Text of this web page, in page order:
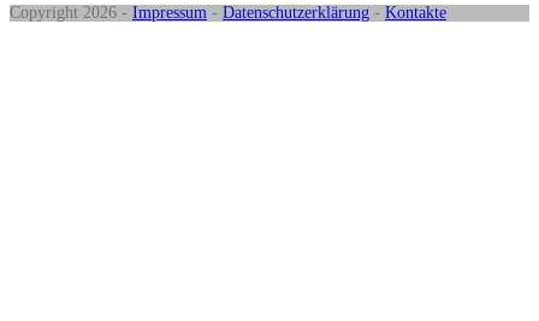
Copyright 2026 - Impressum - Datenschutzerklärung - Kontakte